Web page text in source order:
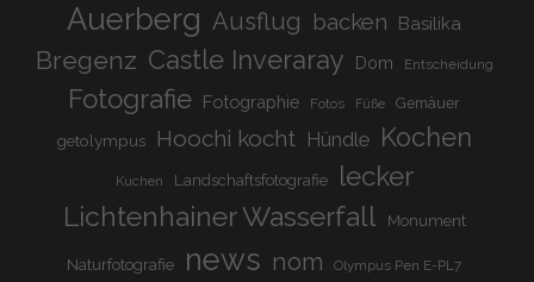
Auerberg Ausflug backen Basilika
Bregenz Castle Inveraray Dom Entscheidung
Fotografie Fotographie Fotos Füße Gemäuer
getolympus Hoochi kocht Hündle Kochen
Kuchen Landschaftsfotografie lecker
Lichtenhainer Wasserfall Monument
Naturfotografie news nom Olympus Pen E-PL7